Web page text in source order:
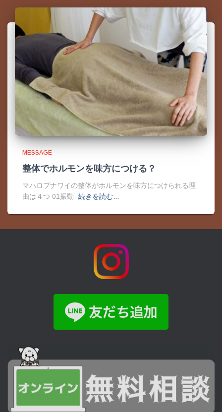
MESSAGE
整体でホルモンを味方につける？
マハロプナワイの整体がホルモンを味方につけられる理
由は４つ 01振動
続きを読む…